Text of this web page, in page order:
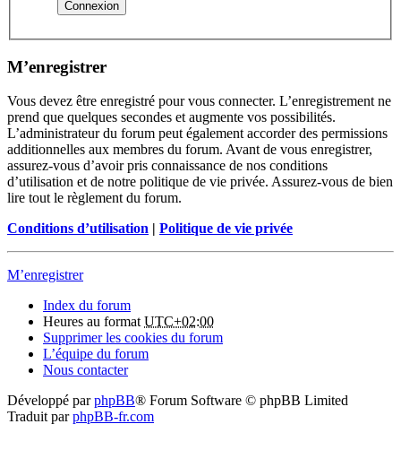
M’enregistrer
Vous devez être enregistré pour vous connecter. L’enregistrement ne
prend que quelques secondes et augmente vos possibilités.
L’administrateur du forum peut également accorder des permissions
additionnelles aux membres du forum. Avant de vous enregistrer,
assurez-vous d’avoir pris connaissance de nos conditions
d’utilisation et de notre politique de vie privée. Assurez-vous de bien
lire tout le règlement du forum.
Conditions d’utilisation | Politique de vie privée
M’enregistrer
Index du forum
Heures au formatUTC+02:00
Supprimer les cookies du forum
L’équipe du forum
Nous contacter
Développé parphpBB® Forum Software © phpBB Limited
Traduit parphpBB-fr.com